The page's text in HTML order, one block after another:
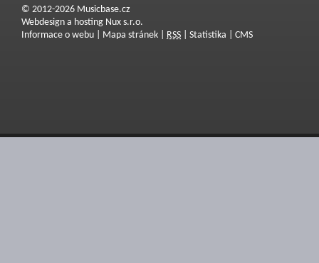
© 2012-2026 Musicbase.cz
Webdesign a hosting Nux s.r.o.
Informace o webu
Mapa stránek RSS Statistika CMS